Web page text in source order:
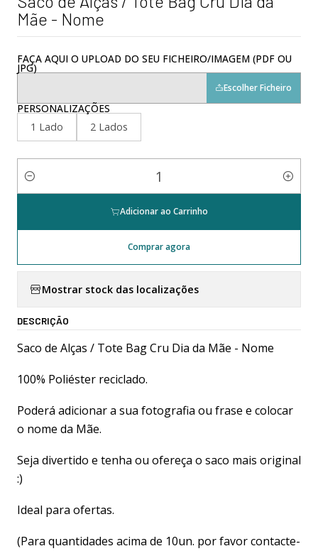
Mãe - Nome
FAÇA AQUI O UPLOAD DO SEU FICHEIRO/IMAGEM (PDF OU
JPG)
Escolher Ficheiro
PERSONALIZAÇÕES
1 Lado
2 Lados
Quantidade
Adicionar ao Carrinho
Comprar agora
Mostrar stock das localizações
DESCRIÇÃO
Saco de Alças / Tote Bag Cru Dia da Mãe - Nome
100% Poliéster reciclado.
Poderá adicionar a sua fotografia ou frase e colocar
o nome da Mãe.
Seja divertido e tenha ou ofereça o saco mais original
:)
Ideal para ofertas.
(Para quantidades acima de 10un. por favor contacte-